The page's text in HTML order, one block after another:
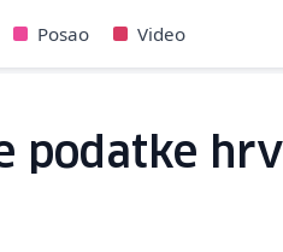
Posao Video
podatke